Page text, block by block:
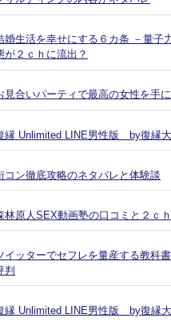
婚生活を幸せにする６カ条 －量子
が２ｃｈに流出？
見合いパーティで最高の女性を手
縁 Unlimited LINE男性版 by復縁
コン徹底攻略のネタバレと体験談
林原人SEX動画塾の口コミと２ｃ
イッターでセフレを量産する教科
判
縁 Unlimited LINE男性版 by復縁